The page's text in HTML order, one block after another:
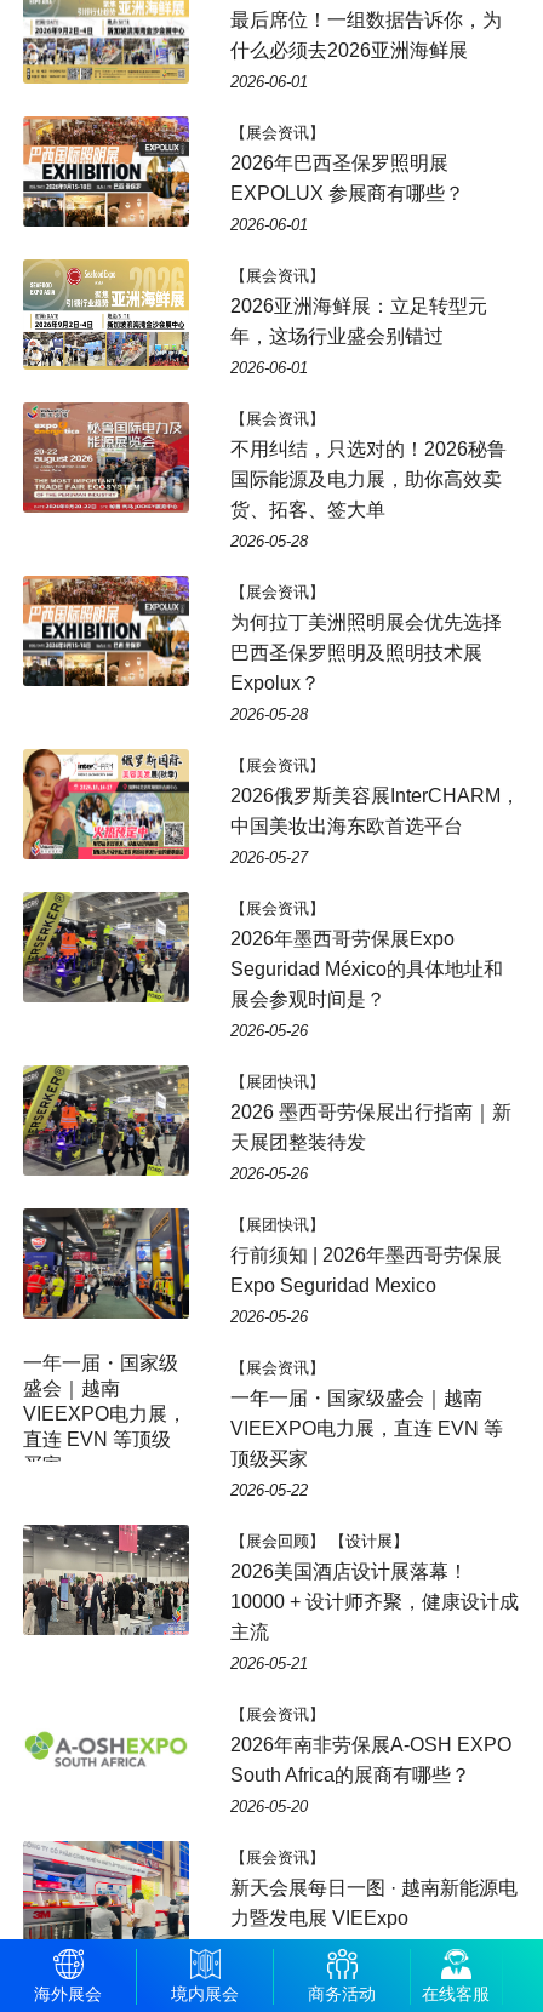
最后席位！一组数据告诉你，为
什么必须去2026亚洲海鲜展
2026-06-01
【展会资讯】
2026年巴西圣保罗照明展
EXPOLUX 参展商有哪些？
2026-06-01
【展会资讯】
2026亚洲海鲜展：立足转型元
年，这场行业盛会别错过
2026-06-01
【展会资讯】
不用纠结，只选对的！2026秘鲁
国际能源及电力展，助你高效卖
货、拓客、签大单
2026-05-28
【展会资讯】
为何拉丁美洲照明展会优先选择
巴西圣保罗照明及照明技术展
Expolux？
2026-05-28
【展会资讯】
2026俄罗斯美容展InterCHARM，
中国美妆出海东欧首选平台
2026-05-27
【展会资讯】
2026年墨西哥劳保展Expo
Seguridad México的具体地址和
展会参观时间是？
2026-05-26
【展团快讯】
2026 墨西哥劳保展出行指南｜新
天展团整装待发
2026-05-26
【展团快讯】
行前须知 | 2026年墨西哥劳保展
Expo Seguridad Mexico
2026-05-26
【展会资讯】
一年一届・国家级盛会｜越南
VIEEXPO电力展，直连 EVN 等
顶级买家
2026-05-22
【展会回顾】 【设计展】
2026美国酒店设计展落幕！
10000 + 设计师齐聚，健康设计成
主流
2026-05-21
【展会资讯】
2026年南非劳保展A-OSH EXPO
South Africa的展商有哪些？
2026-05-20
【展会资讯】
新天会展每日一图 · 越南新能源电
力暨发电展 VIEExpo
2026-05-18
【展会资讯】
海外展会 境内展会 商务活动 在线客服